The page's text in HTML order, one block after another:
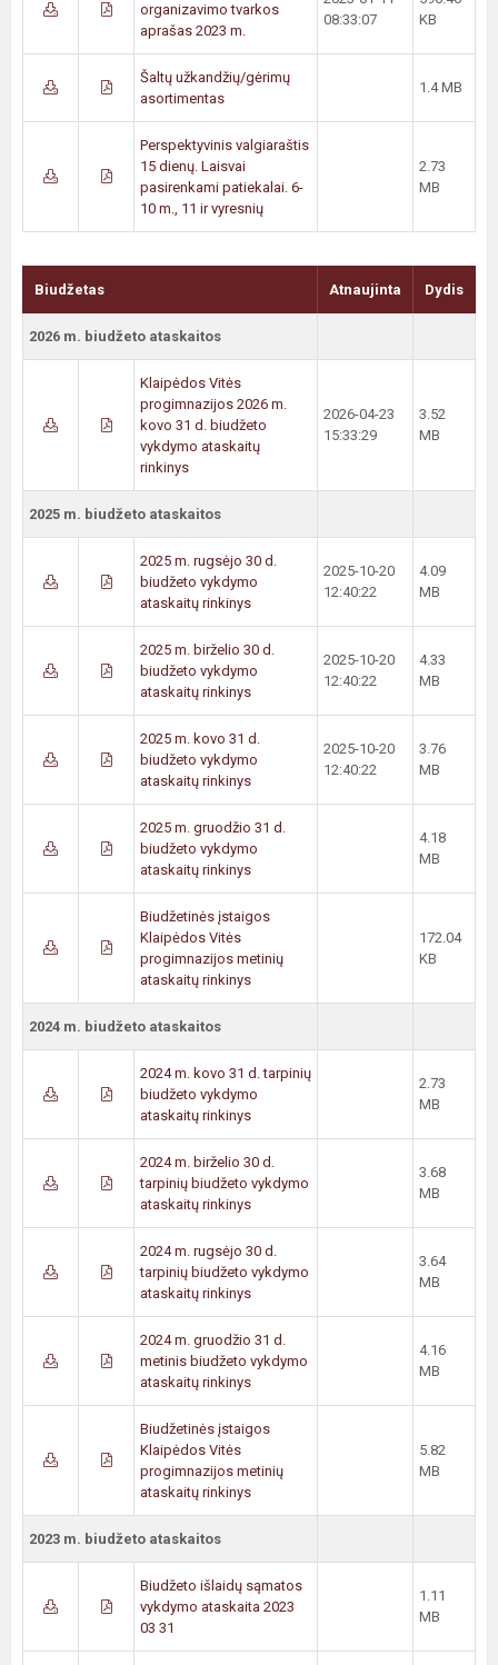
organizavimo tvarkos
aprašas 2023 m.
08:33:07
KB
Šaltų užkandžių/gėrimų
asortimentas
1.4 MB
Perspektyvinis valgiaraštis
15 dienų. Laisvai
pasirenkami patiekalai. 6-
10 m., 11 ir vyresnių
2.73
MB
Biudžetas Atnaujinta Dydis
2026 m. biudžeto ataskaitos
Klaipėdos Vitės
progimnazijos 2026 m.
kovo 31 d. biudžeto
vykdymo ataskaitų
rinkinys
2026-04-23
15:33:29
3.52
MB
2025 m. biudžeto ataskaitos
2025 m. rugsėjo 30 d.
biudžeto vykdymo
ataskaitų rinkinys
2025-10-20
12:40:22
4.09
MB
2025 m. birželio 30 d.
biudžeto vykdymo
ataskaitų rinkinys
2025-10-20
12:40:22
4.33
MB
2025 m. kovo 31 d.
biudžeto vykdymo
ataskaitų rinkinys
2025-10-20
12:40:22
3.76
MB
2025 m. gruodžio 31 d.
biudžeto vykdymo
ataskaitų rinkinys
4.18
MB
Biudžetinės įstaigos
Klaipėdos Vitės
progimnazijos metinių
ataskaitų rinkinys
172.04
KB
2024 m. biudžeto ataskaitos
2024 m. kovo 31 d. tarpinių
biudžeto vykdymo
ataskaitų rinkinys
2.73
MB
2024 m. birželio 30 d.
tarpinių biudžeto vykdymo
ataskaitų rinkinys
3.68
MB
2024 m. rugsėjo 30 d.
tarpinių biudžeto vykdymo
ataskaitų rinkinys
3.64
MB
2024 m. gruodžio 31 d.
metinis biudžeto vykdymo
ataskaitų rinkinys
4.16
MB
Biudžetinės įstaigos
Klaipėdos Vitės
progimnazijos metinių
ataskaitų rinkinys
5.82
MB
2023 m. biudžeto ataskaitos
Biudžeto išlaidų sąmatos
vykdymo ataskaita 2023
03 31
1.11
MB